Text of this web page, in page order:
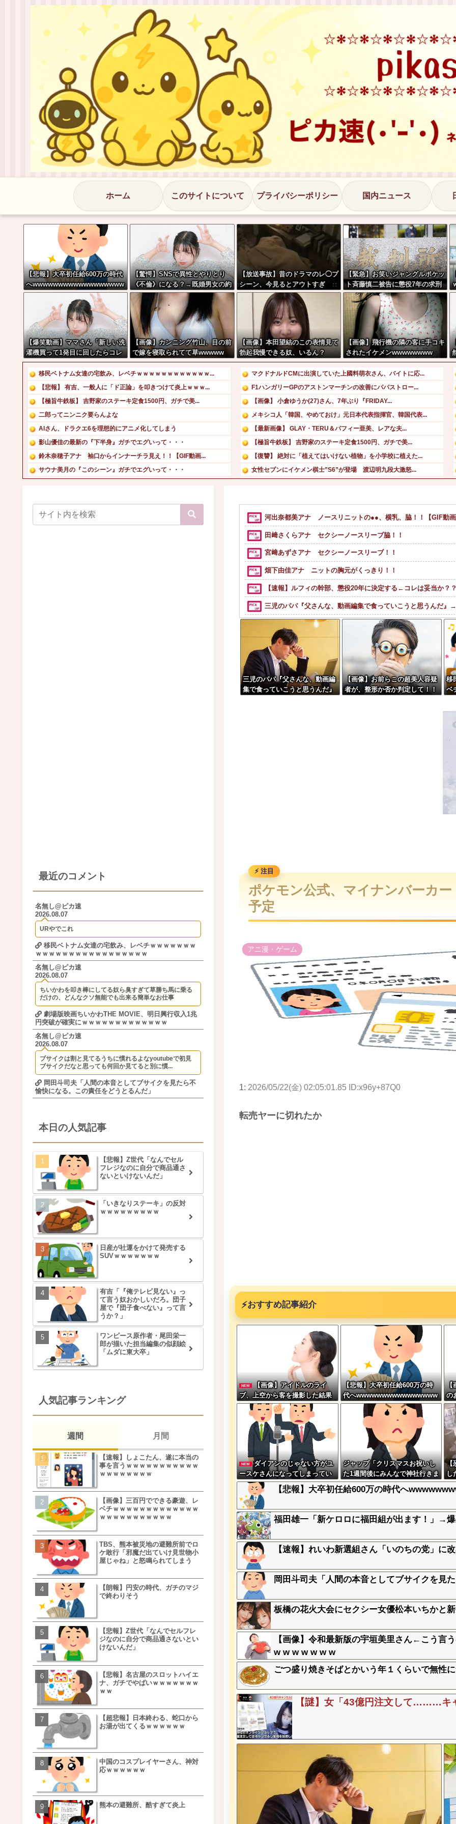
ホーム このサイトについて プライバシーポリシー 国内ニュース
【悲報】大卒初任給600万の時代
へwwwwwwwwwwwwwwwwww
w
【驚愕】SNSで異性とやりとり
《不倫》になる？→既婚男女の約
7割がまさかの『こう』回答して
しまうw w w w w w w w
【放送事故】昔のドラマのレ◯プ
シーン、今見るとアウトすぎ
る・・・
【緊急】お笑いジャングルポケッ
ト斉藤慎二被告に懲役7年の求刑
←これ…
【爆笑動画】ママさん「新しい洗
濯機買って1発目に回したらコレ
w」←こwれwはw w w w w w w
w w w
【画像】カンニング竹山、目の前
で嫁を寝取られてて草wwwww
【画像】本田望結のこの表情見て
勃起我慢できる奴、いるん？
【画像】飛行機の隣の客に手コキ
されたイケメンwwwwwwww
移民ベトナム女達の宅飲み、レベチｗｗｗｗｗｗｗｗｗｗｗｗ...
【悲報】 有吉、一般人に「ド正論」を叩きつけて炎上ｗｗｗ...
【極旨牛鉄板】 吉野家のステーキ定食1500円、ガチで美...
二郎ってニンニク要らんよな
AIさん、ドラクエ6を理想的にアニメ化してしまう
影山優佳の最新の『下半身』ガチでエグいって・・・
鈴木奈穂子アナ 袖口からインナーチラ見え！！【GIF動画...
サウナ美月の『このシーン』ガチでエグいって・・・
鈴木奈々「垂れてたバストが上がった！」「今が一番バスト大...
森香澄、下着姿で美ボディー披露 「ピーチ・ジョン」秋ラン...
マクドナルドCMに出演していた上國料萌衣さん、バイトに応...
F1ハンガリーGPのアストンマーチンの改善にパパストロー...
【画像】 小倉ゆうか(27)さん、7年ぶり『FRIDAY...
メキシコ人「韓国、やめておけ」元日本代表指揮官、韓国代表...
【最新画像】 GLAY・TERU＆パフィー亜美、レアな夫...
【極旨牛鉄板】 吉野家のステーキ定食1500円、ガチで美...
【復讐】 絶対に「植えてはいけない植物」を小学校に植えた...
女性セブンにイケメン棋士”S6”が登場 渡辺明九段大激怒...
所ジョージの嫌いな食べ物：シュークリーム
長瀬智也がスネハラを謝罪「47歳にもなって短パンを履き…...
河出奈都美アナ ノースリニットの●●、横乳、脇！！【GIF動
田﨑さくらアナ セクシーノースリーブ脇！！
宮﨑あずさアナ セクシーノースリーブ！！
畑下由佳アナ ニットの胸元がくっきり！！
【速報】ルフィの幹部、懲役20年に決定する←コレは妥当か？
三児のパパ『父さんな、動画編集で食っていこうと思うんだ』
福田雄一「新ケロロに福田組が出ます！」→爆死 ちいかわの
シャウエッセン公式、またこういうのでいい丼をポスト
【画像】令和最新版の宇垣美里さん←こう言うのでいいんだよ
【動画】野菜売りのおじさんにドローンを特攻させるおそロシ
【動画】地震発生時の熊本総合病院の手術室の様子が(((ﾟДﾟ)))
【動画】自動ドアの仕組みを理解した富山のツバメが賢い。
西山朋佳女流三冠、女性初の棋士資格懸かる白玲戦「今まで通
三児のパパ『父さんな、動画編
集で食っていこうと思うんだ』
【画像】お前らこの超美人容疑
者が、整形か否か判定して！！
移
ベ
ポケモン公式、マイナンバーカ
予定
アニ漫・ゲーム
1: 2026/05/22(金) 02:05:01.85 ID:x96y+87Q0
転売ヤーに切れたか
⚡おすすめ記事紹介
NEW
【画像】アイドルのライ
ブ、上空から客を撮影した結果
wwwwwww
【悲報】大卒初任給600万の時
代へwwwwwwwwwwwwwwww
www
【
の
で
w
NEW
ダイアンのじゃない方がユ
ースケさんになってしまってい
るという事実←これ
ジャップ「クリスマスお祝いし
た1週間後にみんなで神社行きま
す」←これ
【
し
【悲報】大卒初任給600万の時代へ
福田雄一「新ケロロに福田組が出ます！」→
【速報】れいわ新選組さん「いのちの党」に
岡田斗司夫「人間の本音としてブサイクを見
板橋の花火大会にセクシー女優松本いちかと
【画像】令和最新版の宇垣美里さん←こう言
w w w w w w w
ごつ盛り焼きそばとかいう年１くらいで無性
【謎】女「43億円注文して………キ
最近のコメント
名無し@ピカ速
2026.08.07
URやでこれ
移民ベトナム女達の宅飲み、レベチｗｗｗｗｗｗｗ
ｗｗｗｗｗｗｗｗｗｗｗｗｗｗｗｗｗ
名無し@ピカ速
2026.08.07
ちいかわを叩き棒にしてる奴ら臭すぎて草勝ち馬に乗る
だけの、どんなクソ無能でも出来る簡単なお仕事
劇場版映画ちいかわTHE MOVIE、明日興行収入1兆
円突破が確実にｗｗｗｗｗｗｗｗｗｗｗｗｗ
名無し@ピカ速
2026.08.07
ブサイクは割と見てるうちに慣れるよなyoutubeで初見
ブサイクだなと思っても何回か見てると別に慣...
岡田斗司夫「人間の本音としてブサイクを見たら不
愉快になる。この責任をどうとるんだ」
本日の人気記事
【悲報】Z世代「なんでセル
フレジなのに自分で商品通さ
ないといけないんだ」
「いきなりステーキ」の反対
ｗｗｗｗｗｗｗｗｗ
日産が社運をかけて発売する
SUVｗｗｗｗｗｗｗ
有吉「『俺テレビ見ない』っ
て言う奴おかしいだろ。団子
屋で『団子食べない』って言
うか？」
ワンピース原作者・尾田栄一
郎が描いた担当編集の似顔絵
「ムダに東大卒」
人気記事ランキング
週間
【速報】しょこたん、遂に本当の
事を言うｗｗｗｗｗｗｗｗｗｗｗ
ｗｗｗｗｗｗｗｗ
【画像】三百円でできる豪遊、レ
ベチｗｗｗｗｗｗｗｗｗｗｗｗｗ
ｗｗｗｗｗｗｗｗｗｗｗ
TBS、熊本被災地の避難所前でロ
ケ敢行「邪魔だ出ていけ見世物小
屋じゃね」と怒鳴られてしまう
【朗報】円安の時代、ガチのマジ
で終わりそう
【悲報】Z世代「なんでセルフレ
ジなのに自分で商品通さないとい
けないんだ」
【悲報】名古屋のスロットハイエ
ナ、ガチでやばいｗｗｗｗｗｗｗ
ｗｗ
【超悲報】日本終わる、蛇口から
お湯が出てくるｗｗｗｗｗｗ
中国のコスプレイヤーさん、神対
応ｗｗｗｗｗｗ
熊本の避難所、酷すぎて炎上
月間
松本若菜(42歳)とかいう突然現れ
た美人おばさん女優ｗｗｗｗｗｗ
ｗ
鬼越トマホーク良ちゃん、吉本を
事実上のクビにｗｗｗ
【画像】キモいオジサンが着てる
服一覧がこちらｗｗｗｗｗｗｗｗ
ｗ
【速報】しょこたん、遂に本当の
事を言うｗｗｗｗｗｗｗｗｗｗｗ
【朗報】NOギルティ炭酸、登場
ｗｗｗｗｗｗｗｗｗｗｗｗ
【画像】例の梨を5000個失った農
家さん、少し流れが変わってくる
【悲報】日本、ついに駅そばの値
段が限界突破ｗｗｗｗｗｗｗｗｗ
【悲報】すき家、炎上ｗｗｗｗｗ
ｗｗｗｗｗｗｗｗｗｗｗｗｗｗｗ
【画像】三百円でできる豪遊、レ